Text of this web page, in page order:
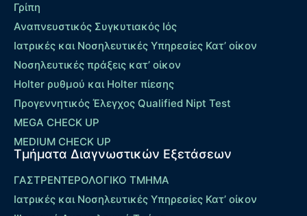
Γρίπη
Αναπνευστικός Συγκυτιακός Ιός
Ιατρικές και Νοσηλευτικές Υπηρεσίες Κατ’ οίκον
Νοσηλευτικές πράξεις κατ’ οίκον
Holter ρυθμού και Holter πίεσης
Προγεννητικός Έλεγχος Qualified Nipt Test
MEGA CHECK UP
MEDIUM CHECK UP
Τμήματα Διαγνωστικών Εξετάσεων
ΓΑΣΤΡΕΝΤΕΡΟΛΟΓΙΚΟ ΤΜΗΜΑ
Ιατρικές και Νοσηλευτικές Υπηρεσίες Κατ’ οίκον